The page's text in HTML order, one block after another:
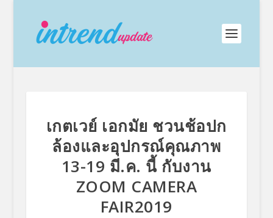
เกตเวย์ เอกมัย ชวนช้อปก
ล้องและอุปกรณ์คุณภาพ
13-19 มี.ค. นี้ กับงาน
ZOOM CAMERA
FAIR2019